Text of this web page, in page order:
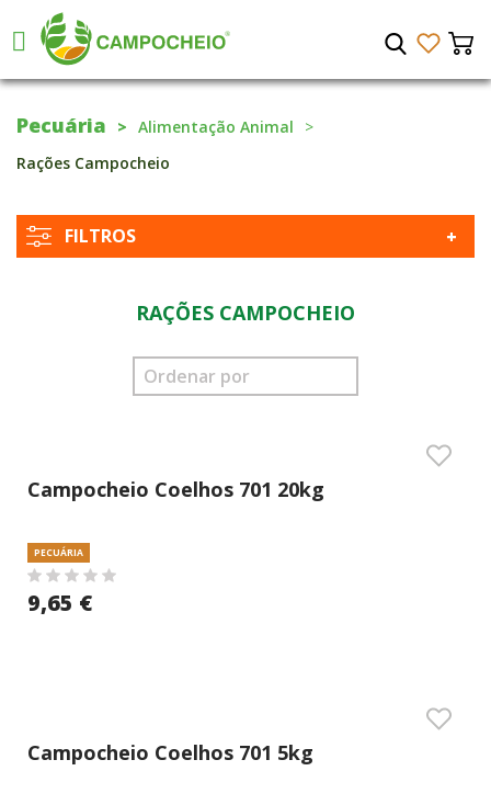
Pecuária
Alimentação Animal
Rações Campocheio
FILTROS
RAÇÕES CAMPOCHEIO
Campocheio Coelhos 701 20kg
PECUÁRIA
9,65 €
Campocheio Coelhos 701 5kg